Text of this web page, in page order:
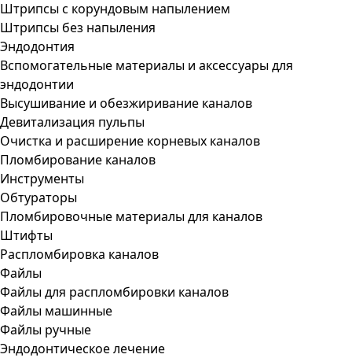
Штрипсы c корундовым напылением
Штрипсы без напыления
Эндодонтия
Вспомогательные материалы и аксессуары для
эндодонтии
Высушивание и обезжиривание каналов
Девитализация пульпы
Очистка и расширение корневых каналов
Пломбирование каналов
Инструменты
Обтураторы
Пломбировочные материалы для каналов
Штифты
Распломбировка каналов
Файлы
Файлы для распломбировки каналов
Файлы машинные
Файлы ручные
Эндодонтическое лечение